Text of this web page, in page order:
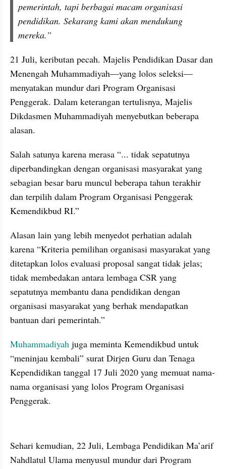
pemerintah, tapi berbagai macam organisasi
pendidikan. Sekarang kami akan mendukung
mereka.”
21 Juli, keributan pecah. Majelis Pendidikan Dasar dan
Menengah Muhammadiyah—yang lolos seleksi—
menyatakan mundur dari Program Organisasi
Penggerak. Dalam keterangan tertulisnya, Majelis
Dikdasmen Muhammadiyah menyebutkan beberapa
alasan.
Salah satunya karena merasa “... tidak sepatutnya
diperbandingkan dengan organisasi masyarakat yang
sebagian besar baru muncul beberapa tahun terakhir
dan terpilih dalam Program Organisasi Penggerak
Kemendikbud RI.”
Alasan lain yang lebih menyedot perhatian adalah
karena “Kriteria pemilihan organisasi masyarakat yang
ditetapkan lolos evaluasi proposal sangat tidak jelas;
tidak membedakan antara lembaga CSR yang
sepatutnya membantu dana pendidikan dengan
organisasi masyarakat yang berhak mendapatkan
bantuan dari pemerintah.”
Muhammadiyah juga meminta Kemendikbud untuk
“meninjau kembali” surat Dirjen Guru dan Tenaga
Kependidikan tanggal 17 Juli 2020 yang memuat nama-
nama organisasi yang lolos Program Organisasi
Penggerak.
Sehari kemudian, 22 Juli, Lembaga Pendidikan Ma’arif
Nahdlatul Ulama menyusul mundur dari Program